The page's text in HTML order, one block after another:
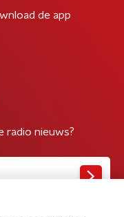
de app
radio nieuws?